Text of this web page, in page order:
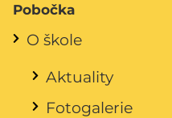
Pobočka
O škole
Aktuality
Fotogalerie